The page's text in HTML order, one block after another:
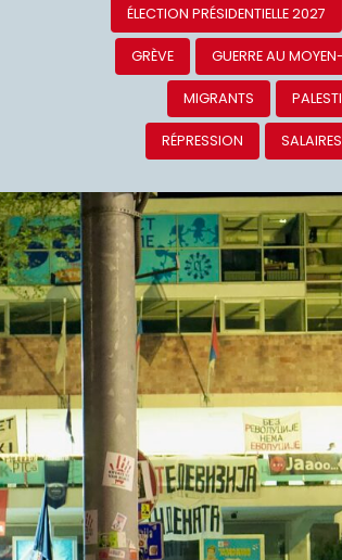
ÉLECTION PRÉSIDENTIELLE 2027
GRÈVE GUERRE AU
MIGRANTS
RÉPRESSION SALAIRES